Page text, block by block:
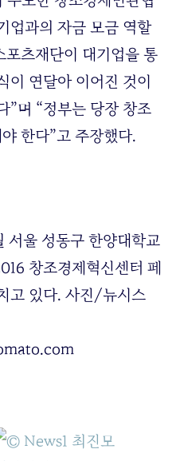
업과의 자금 모금 역할
츠재단이 대기업을 통
이 연달아 이어진 것이
”며 “정부는 당장 창조
한다”고 주장했다.
서울 성동구 한양대학교
창조경제혁신센터 페
고 있다. 사진/뉴시스